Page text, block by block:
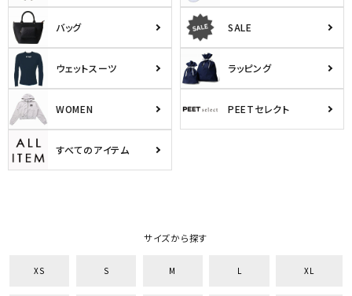
バッグ SALE
ウェットスーツ ラッピング
WOMEN PEETセレクト
すべてのアイテム
サイズから探す
XS S M L XL